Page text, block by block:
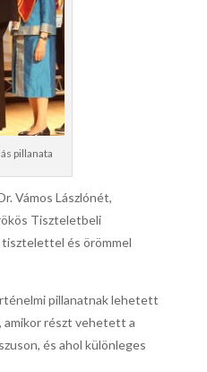
pillanata
Vámos Lászlónét,
Tiszteletbeli
tisztelettel és örömmel
pillanatnak lehetett
amikor részt vehetett a
és ahol különleges